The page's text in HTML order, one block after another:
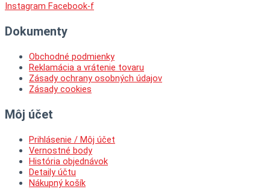
Instagram Facebook-f
Dokumenty
Obchodné podmienky
Reklamácia a vrátenie tovaru
Zásady ochrany osobných údajov
Zásady cookies
Môj účet
Prihlásenie / Môj účet
Vernostné body
História objednávok
Detaily účtu
Nákupný košík